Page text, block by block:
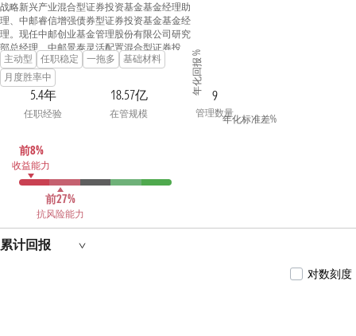
战略新兴产业混合型证券投资基金基金经理助
理、中邮睿信增强债券型证券投资基金基金经
理。现任中邮创业基金管理股份有限公司研究
部总经理、中邮景泰灵活配置混合型证券投资
基金、中邮乐享收益灵活配置混合型证券投资
基金、中邮核心竞争力灵活配置混合型证券投
资基金、中邮核心优势灵活配置混合型证券投
资基金、中邮研究精选混合型证券投资基金、
中邮瑞享两年定期开放混合型证券投资基金、
金、中邮风格轮动灵活配置混合型证券投资基
金基金经理。
主动型 任职稳定 一拖多
基础材料
月度胜率中
5.4年
任职经验
18.57亿
在管规模
9
管理数量
前8%
收益能力
前27%
抗风险能力
年化回报 %
年化标准差%
累计回报
对数刻度